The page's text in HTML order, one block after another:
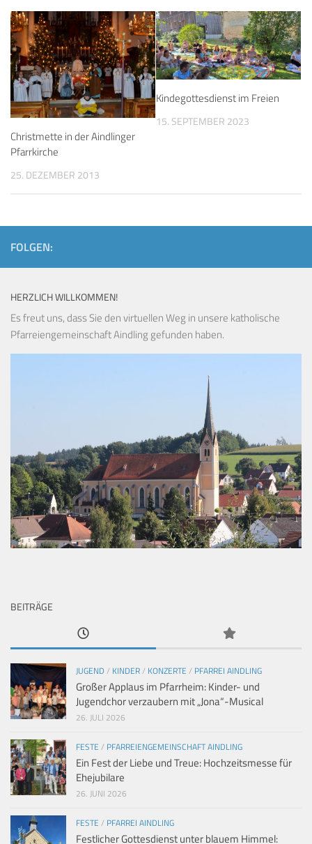
Christmette in der Aindlinger
Pfarrkirche
25. DEZEMBER 2013
Kindegottesdienst im Freien
15. SEPTEMBER 2023
FOLGEN:
HERZLICH WILLKOMMEN!
Es freut uns, dass Sie den virtuellen Weg in unsere katholische
Pfarreiengemeinschaft Aindling gefunden haben.
BEITRÄGE
JUGEND / KINDER/ KONZERTE / PFARREI AINDLING
Großer Applaus im Pfarrheim: Kinder- und
Jugendchor verzaubern mit „Jona“-Musical
26. JULI 2026
FESTE / PFARREIENGEMEINSCHAFT AINDLING
Ein Fest der Liebe und Treue: Hochzeitsmesse für
Ehejubilare
26. JUNI 2026
FESTE / PFARREI AINDLING
Festlicher Gottesdienst unter blauem Himmel: